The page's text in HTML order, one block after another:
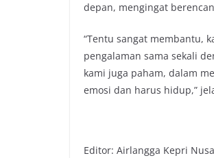
depan, mengingat
“Tentu sangat membantu,
pengalaman sama sekali
kami juga paham, dalam
emosi dan harus hidup,”
Editor: Airlangga Kepri